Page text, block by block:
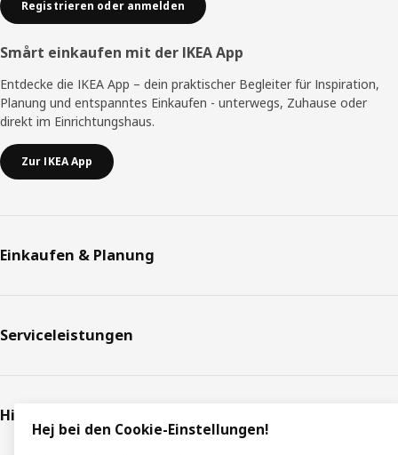
Registrieren oder anmelden
Smårt einkaufen mit der IKEA App
Entdecke die IKEA App – dein praktischer Begleiter für Inspiration,
Planung und entspanntes Einkaufen - unterwegs, Zuhause oder
direkt im Einrichtungshaus.
Zur IKEA App
Einkaufen & Planung
Serviceleistungen
Hilfe & Support
Hej bei den Cookie-Einstellungen!